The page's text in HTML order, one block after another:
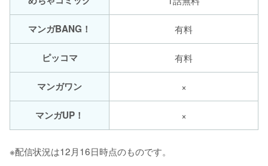
マンガBANG！ 有料
ピッコマ 有料
マンガワン ×
マンガUP！ ×
※配信状況は12月16日時点のものです。